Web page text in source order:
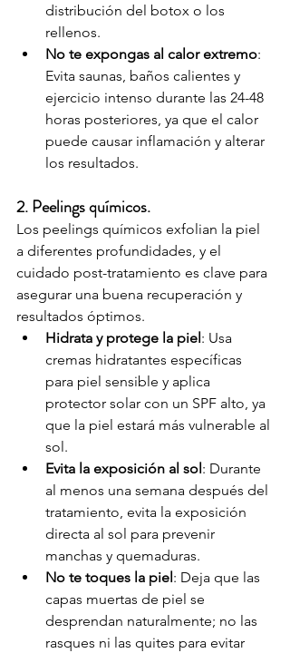
distribución del botox o los
rellenos.
No te expongas al calor extremo:
Evita saunas, baños calientes y
ejercicio intenso durante las 24-48
horas posteriores, ya que el calor
puede causar inflamación y alterar
los resultados.
2. Peelings químicos.
Los peelings químicos exfolian la piel
a diferentes profundidades, y el
cuidado post-tratamiento es clave para
asegurar una buena recuperación y
resultados óptimos.
Hidrata y protege la piel : Usa
cremas hidratantes específicas
para piel sensible y aplica
protector solar con un SPF alto, ya
que la piel estará más vulnerable al
sol.
Evita la exposición al sol : Durante
al menos una semana después del
tratamiento, evita la exposición
directa al sol para prevenir
manchas y quemaduras.
No te toques la piel : Deja que las
capas muertas de piel se
desprendan naturalmente; no las
rasques ni las quites para evitar